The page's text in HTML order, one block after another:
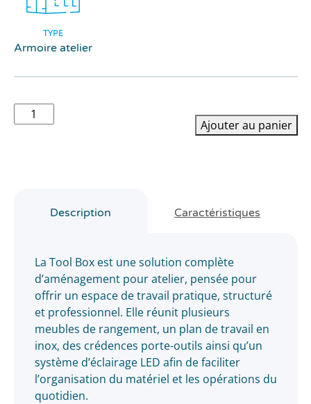
TYPE
Armoire atelier
quantité
de
Ajouter au panier
Description Caractéristiques
La Tool Box est une solution complète
d’aménagement pour atelier, pensée pour
offrir un espace de travail pratique, structuré
et professionnel. Elle réunit plusieurs
meubles de rangement, un plan de travail en
inox, des crédences porte-outils ainsi qu’un
système d’éclairage LED afin de faciliter
l’organisation du matériel et les opérations du
quotidien.